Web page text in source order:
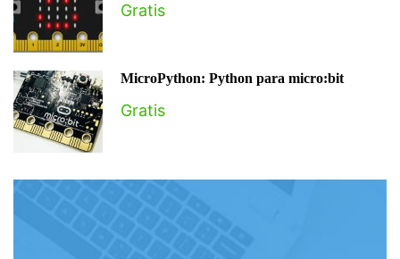
Gratis
MicroPython: Python para micro:bit
Gratis